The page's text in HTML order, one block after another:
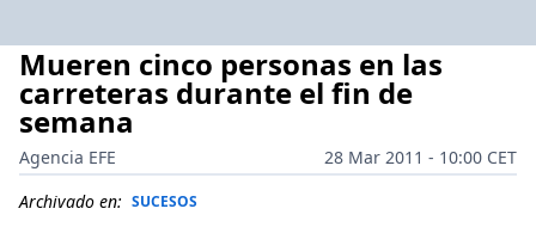
Mueren cinco personas en las
carreteras durante el fin de
semana
Agencia EFE
28 Mar 2011 - 10:00 CET
Archivado en: SUCESOS